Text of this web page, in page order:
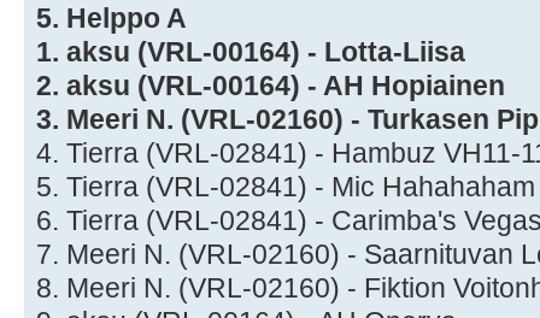
5. Helppo A
1. aksu (VRL-00164) - Lotta-Liisa
2. aksu (VRL-00164) - AH Hopiainen
3. Meeri N. (VRL-02160) - Turkasen
4. Tierra (VRL-02841) - Hambuz VH11-
5. Tierra (VRL-02841) - Mic
6. Tierra (VRL-02841) - Carimba's
7. Meeri N. (VRL-02160) - Saarnituvan
8. Meeri N. (VRL-02160) - Fiktion